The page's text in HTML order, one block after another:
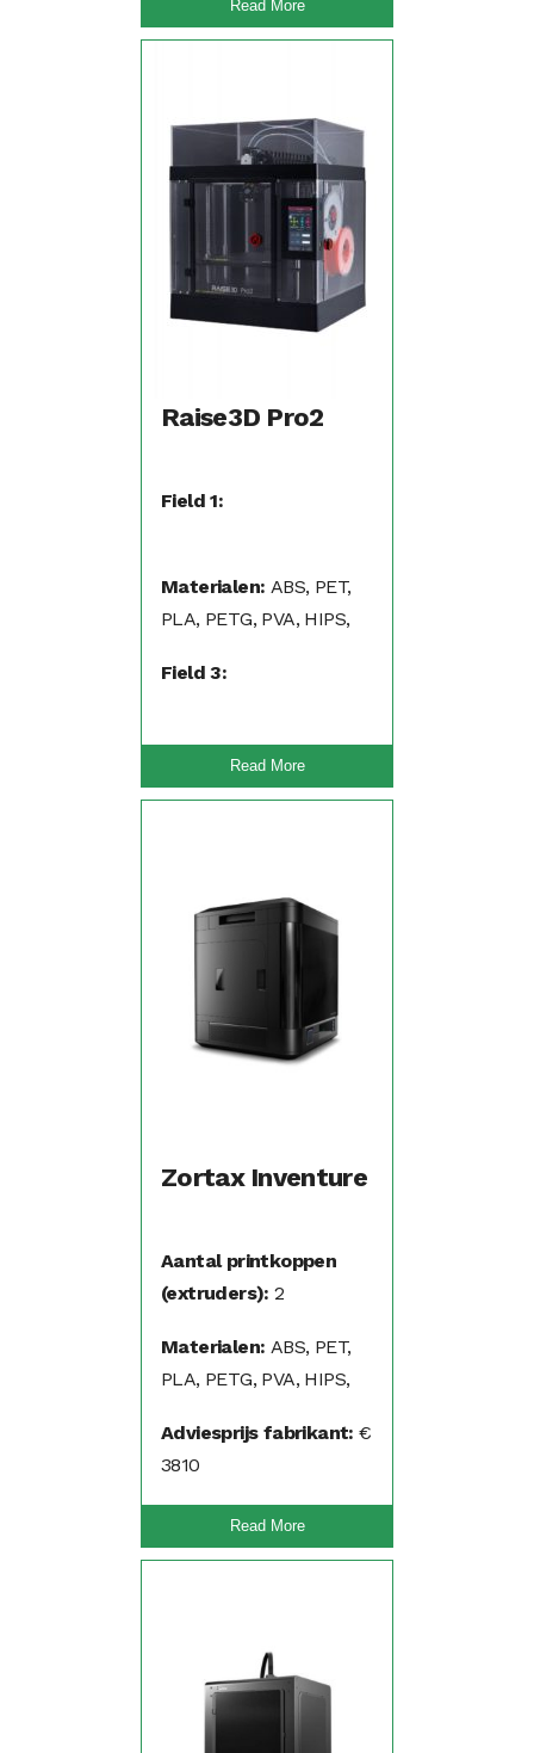
Read More
Raise3D Pro2
Field 1:
Materialen: ABS, PET,
PLA, PETG, PVA, HIPS,
TPU)
Field 3:
Read More
Zortax Inventure
Aantal printkoppen
(extruders):2
Materialen: ABS, PET,
PLA, PETG, PVA, HIPS,
TPU)
Adviesprijs fabrikant:€
3810
Read More